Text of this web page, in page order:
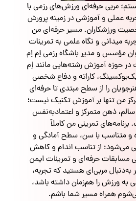
مربی حرفه‌ای ورزش‌های رزمی با
عملی و آموزشی در زمینه پرورش
ورزشکاران. مسیر حرفه‌ای من
میدانی و نگاه علمی به تمرینات
مؤسس و مدیر باشگاه رزمی اِم اِم
حوزه آموزش رشته‌هایی مانند اِم
کاراته و دفاع شخصی
را از سطح مبتدی تا حرفه‌ای
من تنها بر آموزش تکنیک نیست؛
ذهن متمرکز و اعتمادبه‌نفس
تمرینی من کاملاً
متناسب با سن، سطح آمادگی و
می‌شود؛ از تناسب اندام و کاهش
مسابقات حرفه‌ای و تمرینات ایمن
به‌دنبال مربی‌ای هستید که تجربه،
به ورزش را هم‌زمان داشته باشد،
همراه مسیر شما باشم.